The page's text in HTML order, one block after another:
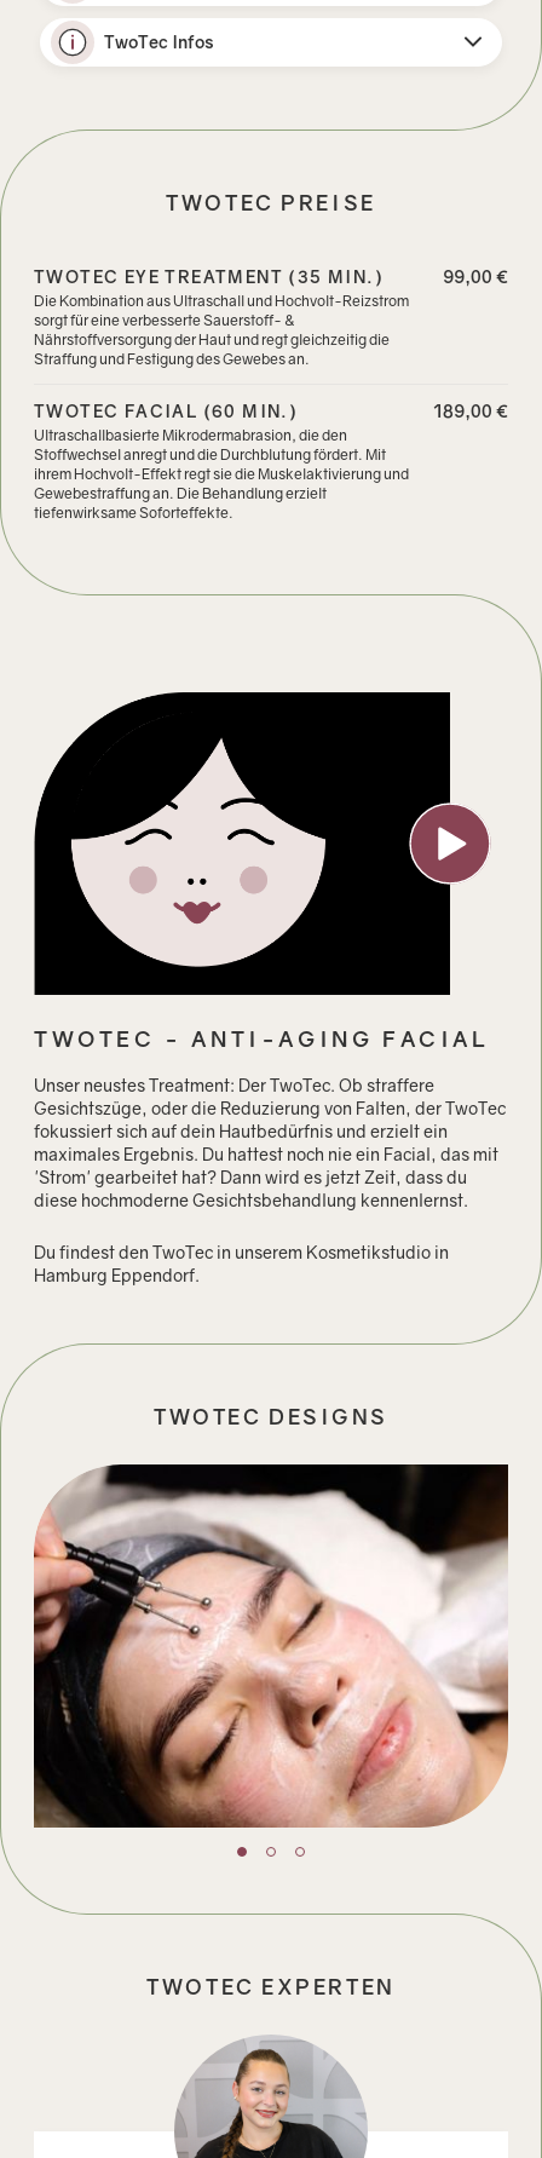
TwoTec Infos
TWOTEC PREISE
TWOTEC EYE TREATMENT (35 MIN.)
Die Kombination aus Ultraschall und Hochvolt-Reizstrom
sorgt für eine verbesserte Sauerstoff- &
Nährstoffversorgung der Haut und regt gleichzeitig die
Straffung und Festigung des Gewebes an.
99,00 €
TWOTEC FACIAL (60 MIN.)
Ultraschallbasierte Mikrodermabrasion, die den
Stoffwechsel anregt und die Durchblutung fördert. Mit
ihrem Hochvolt-Effekt regt sie die Muskelaktivierung und
Gewebestraffung an. Die Behandlung erzielt
tiefenwirksame Soforteffekte.
189,00 €
TWOTEC - ANTI-AGING FACIAL
Unser neustes Treatment: Der TwoTec. Ob straffere
Gesichtszüge, oder die Reduzierung von Falten, der TwoTec
fokussiert sich auf dein Hautbedürfnis und erzielt ein
maximales Ergebnis. Du hattest noch nie ein Facial, das mit
'Strom' gearbeitet hat? Dann wird es jetzt Zeit, dass du
diese hochmoderne Gesichtsbehandlung kennenlernst.
Du findest den TwoTec in unserem Kosmetikstudio in
Hamburg Eppendorf.
TWOTEC DESIGNS
TWOTEC EXPERTEN